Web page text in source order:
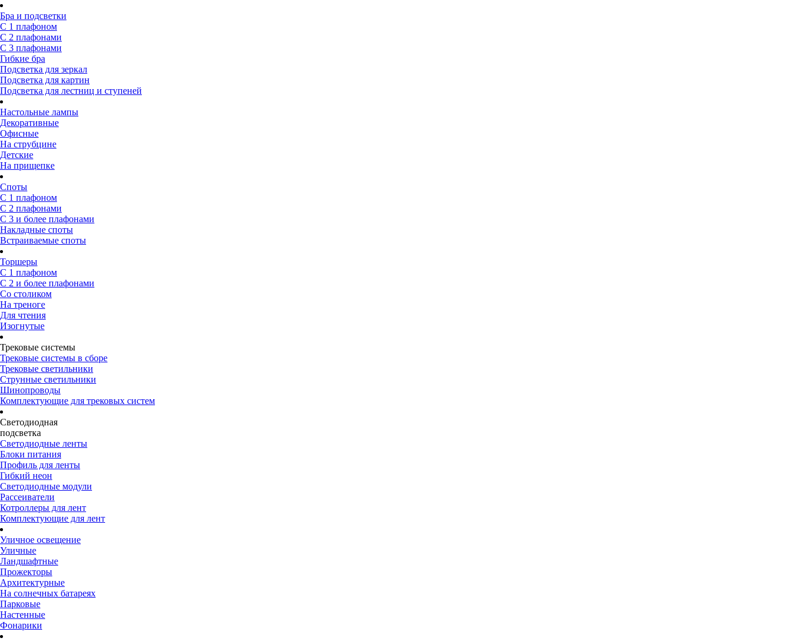
Бра и подсветки
С 1 плафоном
С 2 плафонами
С 3 плафонами
Гибкие бра
Подсветка для зеркал
Подсветка для картин
Подсветка для лестниц и ступеней
Настольные лампы
Декоративные
Офисные
На струбцине
Детские
На прищепке
Споты
С 1 плафоном
С 2 плафонами
С 3 и более плафонами
Накладные споты
Встраиваемые споты
Торшеры
С 1 плафоном
С 2 и более плафонами
Со столиком
На треноге
Для чтения
Изогнутые
Трековые системы
Трековые системы в сборе
Трековые светильники
Струнные светильники
Шинопроводы
Комплектующие для трековых систем
Светодиодная
подсветка
Светодиодные ленты
Блоки питания
Профиль для ленты
Гибкий неон
Светодиодные модули
Рассеиватели
Котроллеры для лент
Комплектующие для лент
Уличное освещение
Уличные
Ландшафтные
Прожекторы
Архитектурные
На солнечных батареях
Парковые
Настенные
Фонарики